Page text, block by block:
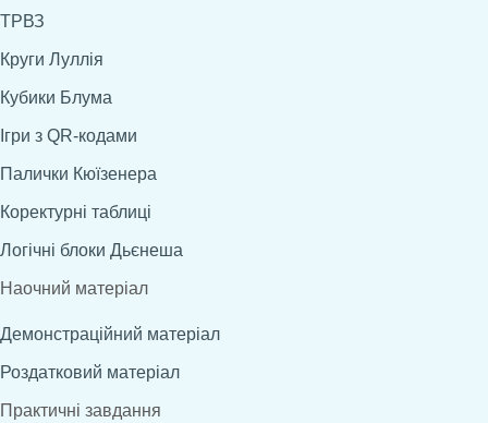
ТРВЗ
Круги Луллія
Кубики Блума
Ігри з QR-кодами
Палички Кюїзенера
Коректурні таблиці
Логічні блоки Дьєнеша
Наочний матеріал
Демонстраційний матеріал
Роздатковий матеріал
Практичні завдання